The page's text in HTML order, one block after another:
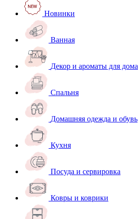
Новинки
Ванная
Декор и ароматы для дома
Спальня
Домашняя одежда и обувь
Кухня
Посуда и сервировка
Ковры и коврики